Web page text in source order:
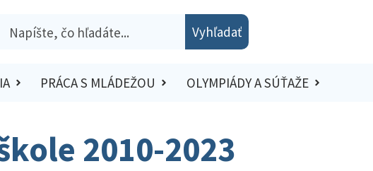
Vyhľadať
PRÁCA S MLÁDEŽOU OLYMPIÁDY A SÚŤAŽE
2010-2023